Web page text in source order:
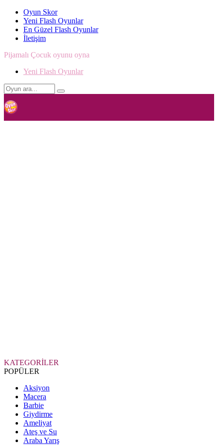
Oyun Skor
Yeni Flash Oyunlar
En Güzel Flash Oyunlar
İletişim
Pijamalı Çocuk oyunu oyna
Yeni Flash Oyunlar
KATEGORİLER
POPÜLER
Aksiyon
Macera
Barbie
Giydirme
Ameliyat
Ateş ve Su
Araba Yarış